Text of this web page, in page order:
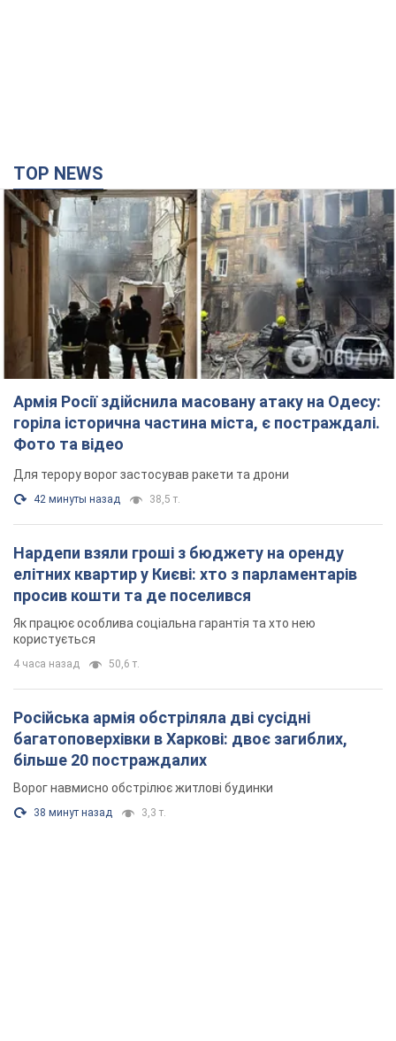
TOP NEWS
Армія Росії здійснила масовану атаку на Одесу:
горіла історична частина міста, є постраждалі.
Фото та відео
Для терору ворог застосував ракети та дрони
42 минуты назад 38,5 т.
Нардепи взяли гроші з бюджету на оренду
елітних квартир у Києві: хто з парламентарів
просив кошти та де поселився
Як працює особлива соціальна гарантія та хто нею
користується
4 часа назад 50,6 т.
Російська армія обстріляла дві сусідні
багатоповерхівки в Харкові: двоє загиблих,
більше 20 постраждалих
Ворог навмисно обстрілює житлові будинки
38 минут назад 3,3 т.